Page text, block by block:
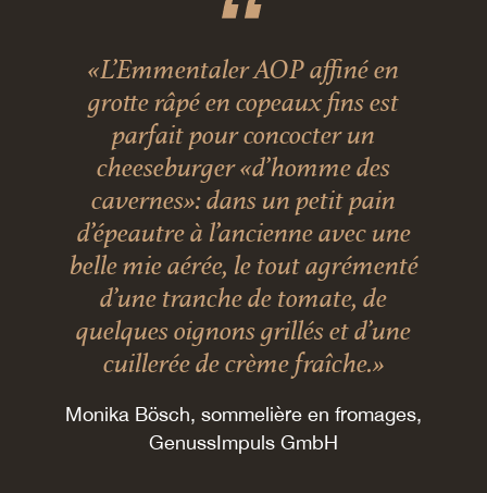
«L’Emmentaler AOP affiné en
grotte râpé en copeaux fins est
parfait pour concocter un
cheeseburger «d’homme des
cavernes»: dans un petit pain
d’épeautre à l’ancienne avec une
belle mie aérée, le tout agrémenté
d’une tranche de tomate, de
quelques oignons grillés et d’une
cuillerée de crème fraîche.»
Monika Bösch, sommelière en fromages,
GenussImpuls GmbH